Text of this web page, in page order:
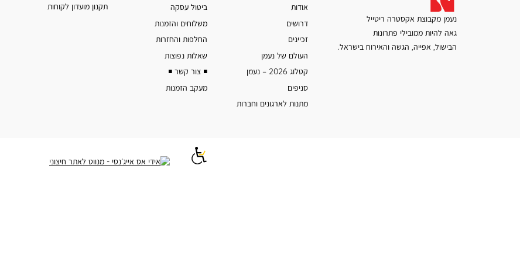
נעמן מקבוצת אקסטרה ריטייל
גאה להיות ממובילי פתרונות
הבישול, אפייה, הגשה והאירוח בישראל.
אודות
דרושים
זכיינים
העולם של נעמן
קטלוג 2026 – נעמן
סניפים
מתנות לארגונים וחברות
ביטול עסקה
משלוחים והזמנות
החלפות והחזרות
שאלות נפוצות
◾️ צור קשר ◾️
מעקב הזמנות
תקנון מועדון לקוחות